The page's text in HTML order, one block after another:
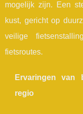
mogelijk zijn. Een
kust, gericht op
veilige
fietsroutes.
Ervaringen van
regio